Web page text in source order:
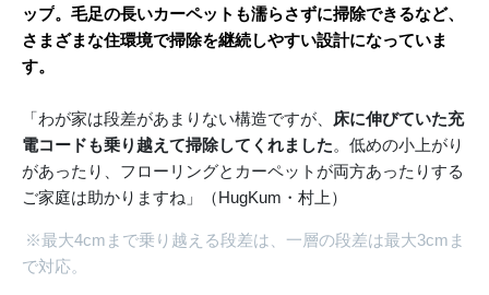
ップ。毛足の長いカーペットも濡らさずに掃除できるなど、
さまざまな住環境で掃除を継続しやすい設計になっていま
す。
「わが家は段差があまりない構造ですが、
床に伸びていた充
電コードも乗り越えて掃除してくれました。低めの小上がり
があったり、フローリングとカーペットが両方あったりする
ご家庭は助かりますね」（HugKum・村上）
※最大4cmまで乗り越える段差は、一層の段差は最大3cmま
で対応。